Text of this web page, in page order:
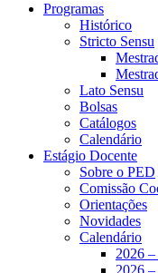
Programas
Histórico
Stricto Sensu
Lato Sensu
Bolsas
Catálogos
Calendário
Estágio Docente
Sobre o PED
Comissão
Orientações
Novidades
Calendário
2026 –
2026 –